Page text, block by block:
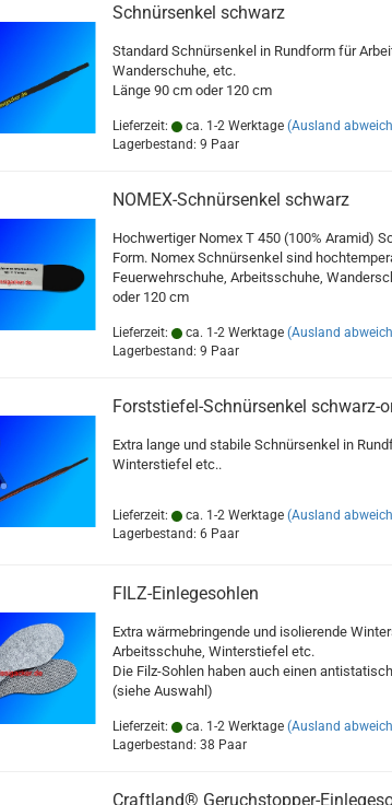
Schnürsenkel schwarz
Standard Schnürsenkel in Rundform für
Wanderschuhe, etc.
Länge 90 cm oder 120 cm
Lieferzeit: ca. 1-2 Werktage (Ausland
Lagerbestand: 9 Paar
NOMEX-Schnürsenkel schwarz
Hochwertiger Nomex T 450 (100% Aramid)
Form. Nomex Schnürsenkel sind
Feuerwehrschuhe, Arbeitsschuhe,
oder 120 cm
Lieferzeit: ca. 1-2 Werktage (Ausland
Lagerbestand: 9 Paar
Forststiefel-Schnürsenkel schwarz-
Extra lange und stabile Schnürsenkel in
Winterstiefel etc..
Lieferzeit: ca. 1-2 Werktage (Ausland
Lagerbestand: 6 Paar
FILZ-Einlegesohlen
Extra wärmebringende und isolierende
Arbeitsschuhe, Winterstiefel etc.
Die Filz-Sohlen haben auch einen
(siehe Auswahl)
Lieferzeit: ca. 1-2 Werktage (Ausland
Lagerbestand: 38 Paar
Craftland® Geruchstopper-